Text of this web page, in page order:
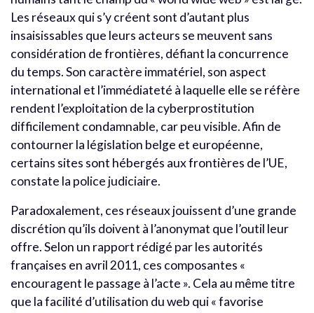
Les réseaux qui s’y créent sont d’autant plus
insaisissables que leurs acteurs se meuvent sans
considération de frontières, défiant la concurrence
du temps. Son caractère immatériel, son aspect
international et l’immédiateté à laquelle elle se réfère
rendent l’exploitation de la cyberprostitution
difficilement condamnable, car peu visible. Afin de
contourner la législation belge et européenne,
certains sites sont hébergés aux frontières de l’UE,
constate la police judiciaire.
Paradoxalement, ces réseaux jouissent d’une grande
discrétion qu’ils doivent à l’anonymat que l’outil leur
offre. Selon un rapport rédigé par les autorités
françaises en avril 2011, ces composantes «
encouragent le passage à l’acte ». Cela au même titre
que la facilité d’utilisation du web qui « favorise